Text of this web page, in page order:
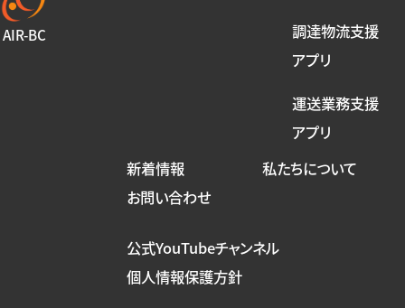
AIR-BC
調達物流支援
アプリ
運送業務支援
アプリ
新着情報
私たちについて
お問い合わせ
公式YouTubeチャンネル
個人情報保護方針